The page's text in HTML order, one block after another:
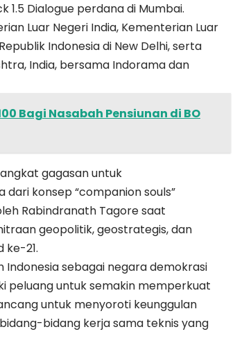
Dialogue perdana di Mumbai.
Luar Negeri India, Kementerian Luar
Indonesia di New Delhi, serta
India, bersama Indorama dan
Bagi Nasabah Pensiunan di BO
gagasan untuk
konsep “companion souls”
Rabindranath Tagore saat
geopolitik, geostrategis, dan
21.
sebagai negara demokrasi
peluang untuk semakin memperkuat
untuk menyoroti keunggulan
bidang kerja sama teknis yang